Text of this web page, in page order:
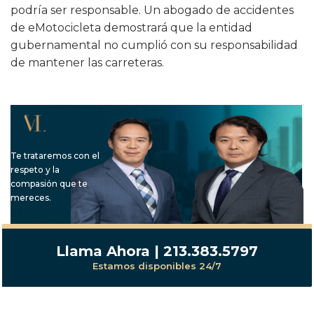
podría ser responsable. Un abogado de accidentes
de eMotocicleta demostrará que la entidad
gubernamental no cumplió con su responsabilidad
de mantener las carreteras.
Te trataremos con el
respeto y la
compasión que te
mereces.
Llama Ahora | 213.383.5797
Estamos disponibles 24/7